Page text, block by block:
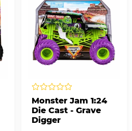
Monster Jam 1:24
Die Cast - Grave
Digger